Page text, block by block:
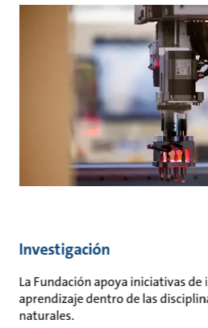
Investigación
La Fundación apoya iniciativas
aprendizaje dentro de las
naturales.